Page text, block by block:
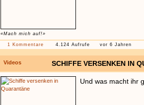
«Mach mich auf!»
1 Kommentare 4.124 Aufrufe vor 6 Jahren
Videos SCHIFFE VERSENKEN IN
Und was macht ihr